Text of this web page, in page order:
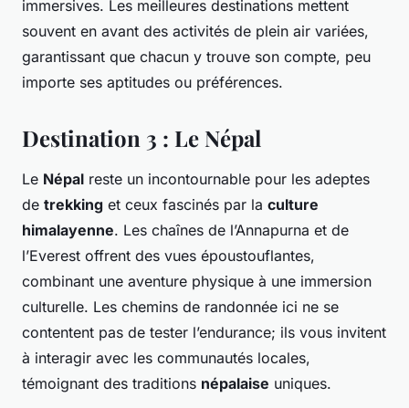
immersives. Les meilleures destinations mettent
souvent en avant des activités de plein air variées,
garantissant que chacun y trouve son compte, peu
importe ses aptitudes ou préférences.
Destination 3 : Le Népal
Le Népal reste un incontournable pour les adeptes
de trekking et ceux fascinés par la culture
himalayenne. Les chaînes de l’Annapurna et de
l’Everest offrent des vues époustouflantes,
combinant une aventure physique à une immersion
culturelle. Les chemins de randonnée ici ne se
contentent pas de tester l’endurance; ils vous invitent
à interagir avec les communautés locales,
témoignant des traditions népalaise uniques.